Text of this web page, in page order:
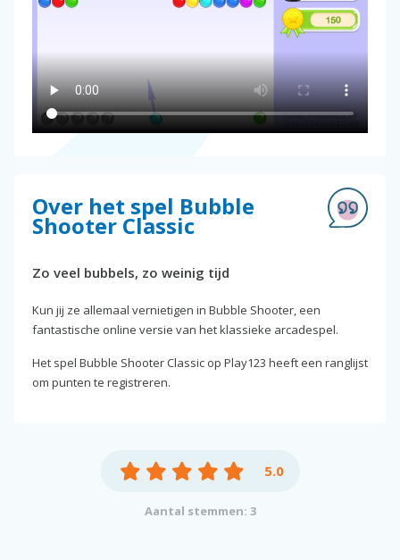
Over het spel Bubble
Shooter Classic
Zo veel bubbels, zo weinig tijd
Kun jij ze allemaal vernietigen in Bubble Shooter, een
fantastische online versie van het klassieke arcadespel.
Het spel Bubble Shooter Classic op Play123 heeft een ranglijst
om punten te registreren.
5.0
Aantal stemmen: 3